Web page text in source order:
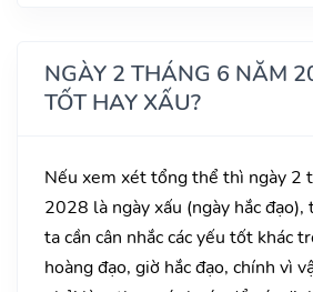
NGÀY 2 THÁNG 6 NĂM
TỐT HAY XẤU?
Nếu xem xét tổng thể thì ngày 2
2028 là ngày xấu (ngày hắc
ta cần cân nhắc các yếu tốt khác
hoàng đạo, giờ hắc đạo, chính vì